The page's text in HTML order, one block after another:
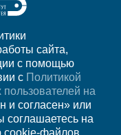
сайта,
с помощью
с Политикой
на
и согласен» или
соглашаетесь на
cookie-файлов